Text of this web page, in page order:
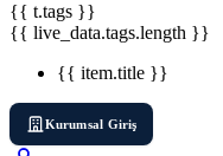
{{ t.tags }}
{{ live_data.tags.length }}
{{ item.title }}
Kurumsal Giriş